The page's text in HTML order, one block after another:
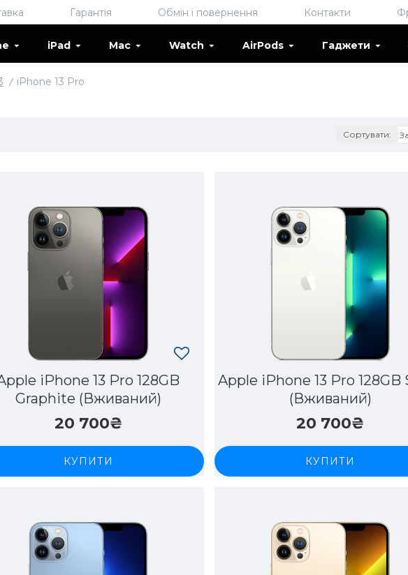
Гарантія Обмін і повернення Контакти
iPad Mac Watch AirPods Гаджети
iPhone 13 Pro
Сортувати:
iPhone 13 Pro 128GB
Graphite (Вживаний)
20 700₴
КУПИТИ
Apple iPhone 13 Pro 128GB
(Вживаний)
20 700₴
КУПИТИ